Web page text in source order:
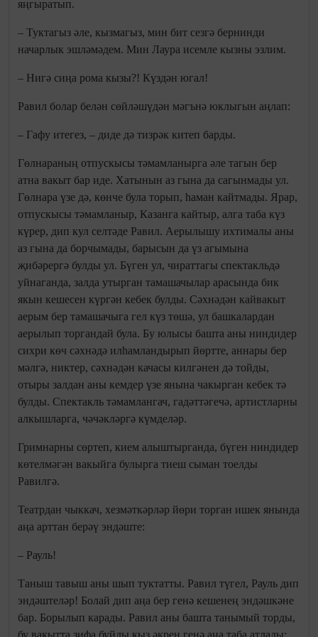
яңгыратып.
– Туктагыз әле, кызмагыз, мин бит сезгә бернинди
начарлык эшләмәдем. Мин Лаура исемле кызны эзлим.
– Нигә сиңа рома кызы?! Күздән югал!
Равил болар белән сөйләшүдән мәгънә юклыгын аңлап:
– Гафу итегез, – диде дә тизрәк китеп барды.
Гөлнараның отпускысы тәмамланырга әле тагын бер
атна вакыт бар иде. Хатынын аз гына да сагынмады ул.
Гөлнара үзе дә, көнче була торып, һаман кайтмады. Ярар,
отпускысы тәмамланыр, Казанга кайтыр, алга таба күз
күрер, дип кул селтәде Равил. Аерылышу ихтималы аны
аз гына да борчымады, барысын да үз агымына
җибәрергә булды ул. Бүген ул, чираттагы спектакльдә
уйнаганда, залда утырган тамашачылар арасында бик
якын кешесен күргән кебек булды. Сәхнәдән кайвакыт
аерым бер тамашачыга гел күз төшә, ул башкалардан
аерылып торгандай була. Бу юлысы башта аны ниндидер
сихри көч сәхнәдә илһамландырып йөртте, аннары бер
мәлгә, никтер, сәхнәдән качасы килгәнен дә тойды,
отыры залдан аны кемдер үзе янына чакырган кебек тә
булды. Спектакль тәмамлангач, гадәттәгечә, артистларны
алкышларга, чәчәкләргә күмделәр.
Гримнарны сөртеп, кием алыштырганда, бүген ниндидер
көтелмәгән вакыйга булырга тиеш сыман тоелды
Равилгә.
Театрдан чыккач, хезмәткәрләр йөри торган ишек янында
аңа арттан берәү эндәште:
– Рауль!
Таныш тавыш аны шып туктатты. Равил түгел, Рауль дип
эндәштеләр! Болай дип аңа бер генә кешенең эндәшкәне
бар. Борылып карады. Равил аны башта танымый торды,